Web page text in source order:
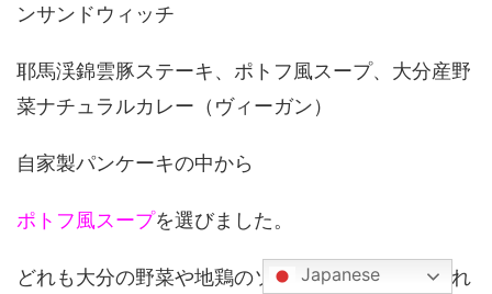
ンサンドウィッチ
耶馬渓錦雲豚ステーキ、ポトフ風スープ、大分産野
菜ナチュラルカレー（ヴィーガン）
自家製パンケーキの中から
ポトフ風スープを選びました。
どれも大分の野菜や地鶏のソーセージなどが使われ
Japanese